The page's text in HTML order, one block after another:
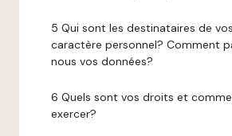
5 Qui sont les destinataires de
caractère personnel? Comment
nous vos données?
6 Quels sont vos droits et
exercer?